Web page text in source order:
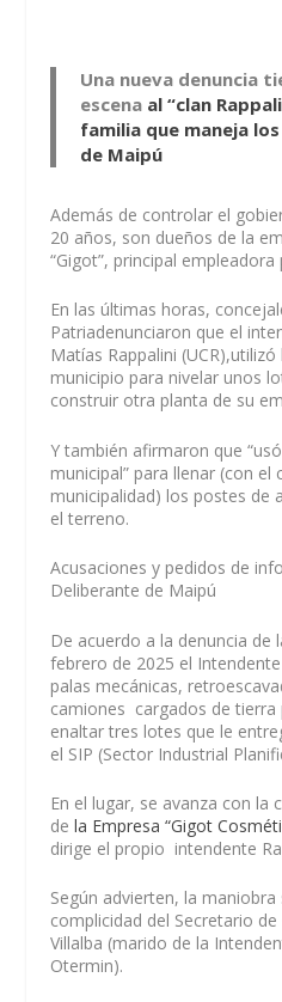
Una nueva denuncia
escena al “clan
familia que maneja
de Maipú
Además de controlar el
20 años, son dueños de la
“Gigot”, principal empleadora
En las últimas horas,
Patriadenunciaron que el
Matías Rappalini (UCR),utilizó
municipio para nivelar unos
construir otra planta de su
Y también afirmaron que
municipal” para llenar (con el
municipalidad) los postes de
el terreno.
Acusaciones y pedidos de
Deliberante de Maipú
De acuerdo a la denuncia
febrero de 2025 el
palas mecánicas,
camiones cargados de
enaltar tres lotes que le
el SIP (Sector Industrial
En el lugar, se avanza con la
dela Empresa “Gigot
dirige el propio intendente
Según advierten, la
complicidad del Secretario de
Villalba (marido de la
Otermin).